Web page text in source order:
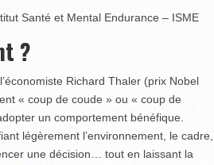
Santé et Mental Endurance – ISME
?
Richard Thaler (prix Nobel
« coup de coude » ou « coup de
un comportement bénéfique.
légèrement l’environnement, le cadre,
une décision… tout en laissant la